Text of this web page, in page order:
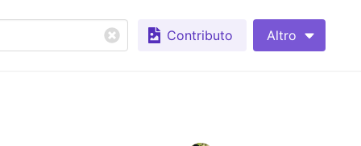
Contributo Altro